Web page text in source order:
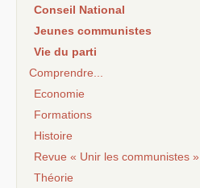
Conseil National
Jeunes communistes
Vie du parti
Comprendre...
Economie
Formations
Histoire
Revue « Unir les communistes »
Théorie